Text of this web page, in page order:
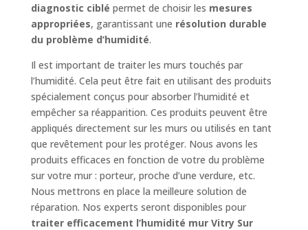
diagnostic ciblé permet de choisir les mesures
appropriées, garantissant une résolution durable
du problème d’humidité.
Il est important de traiter les murs touchés par
l’humidité. Cela peut être fait en utilisant des produits
spécialement conçus pour absorber l’humidité et
empêcher sa réapparition. Ces produits peuvent être
appliqués directement sur les murs ou utilisés en tant
que revêtement pour les protéger. Nous avons les
produits efficaces en fonction de votre du problème
sur votre mur : porteur, proche d’une verdure, etc.
Nous mettrons en place la meilleure solution de
réparation. Nos experts seront disponibles pour
traiter efficacement l’humidité mur Vitry Sur